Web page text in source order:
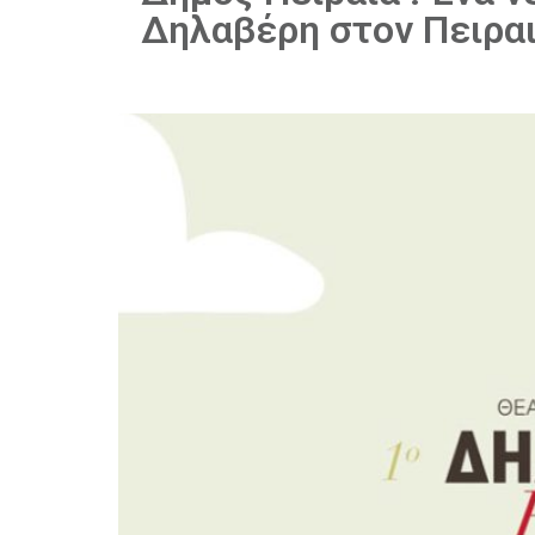
Δηλαβέρη στον